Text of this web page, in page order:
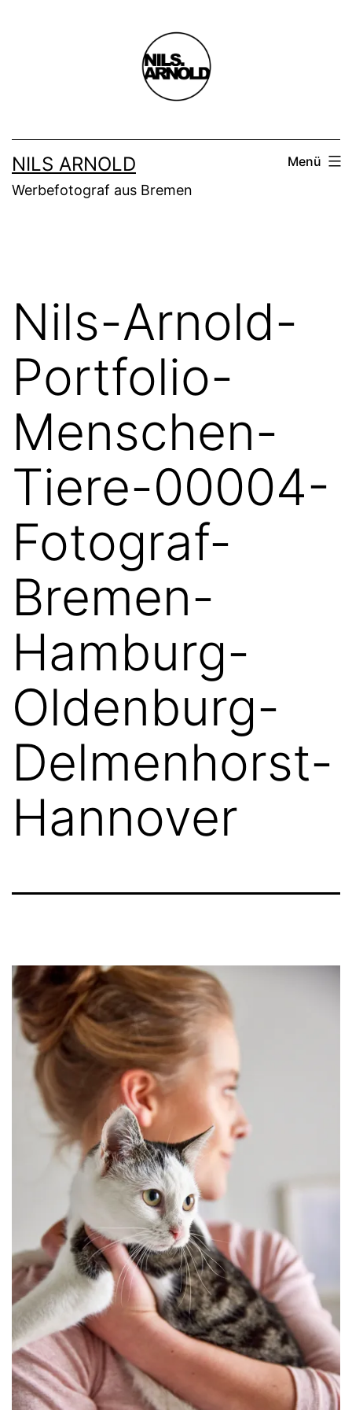
NILS ARNOLD
Werbefotograf aus Bremen
Menü
Nils-Arnold-
Portfolio-
Menschen-
Tiere-00004-
Fotograf-
Bremen-
Hamburg-
Oldenburg-
Delmenhorst-
Hannover